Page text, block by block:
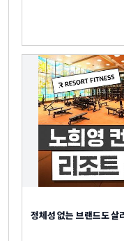
정체성 없는 브랜드도 살